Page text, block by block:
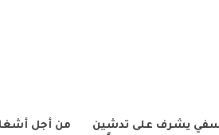
يشرف على تدشين
من أجل